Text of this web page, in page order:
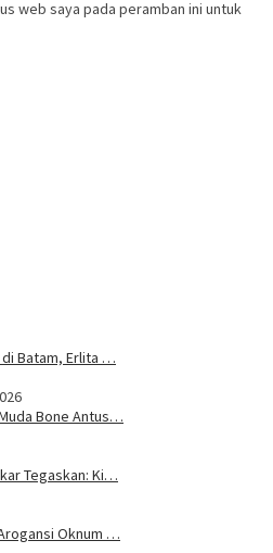
web saya pada peramban ini untuk
di Batam, Erlita …
Bone Antus…
Tegaskan: Ki…
Oknum …